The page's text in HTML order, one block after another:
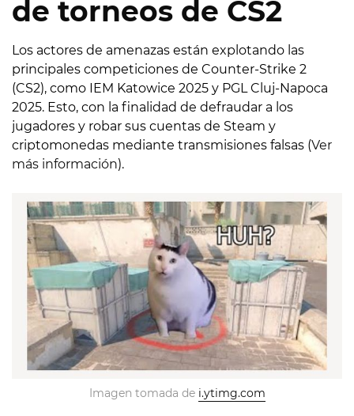
de torneos de CS2
Los actores de amenazas están explotando las
principales competiciones de Counter-Strike 2
(CS2), como IEM Katowice 2025 y PGL Cluj-Napoca
2025. Esto, con la finalidad de defraudar a los
jugadores y robar sus cuentas de Steam y
criptomonedas mediante transmisiones falsas (Ver
más información).
Imagen tomada de i.ytimg.com